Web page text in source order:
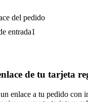
del pedido
entrada1
de tu tarjeta
enlace a tu pedido con